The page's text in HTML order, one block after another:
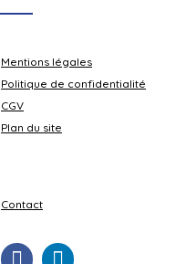
Mentions légales
Politique de confidentialité
CGV
Plan du site
Contact